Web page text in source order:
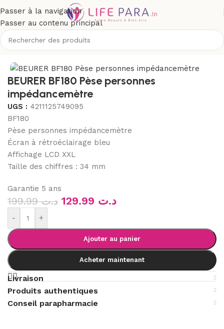
Passer à la navigation
Passer au contenu principal
/Matériel médical/Appareils de mesure/Pèses personnes
BEURER BF180 Pèse personnes
impédancemètre
UGS : 4211125749095
BF180
Pèse personnes impédancemètre
Écran à rétroéclairage bleu
Affichage LCD XXL
Taille des chiffres : 34 mm
Garantie 5 ans
د.ت199.99 د.ت
- +
Ajouter au panier
Acheter maintenant
Livraison
Produits authentiques
Conseil parapharmacie